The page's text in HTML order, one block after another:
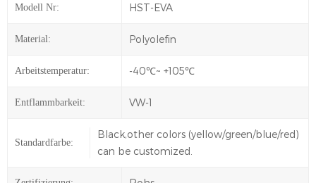
Modell Nr: HST-EVA
Material: Polyolefin
Arbeitstemperatur: -40℃~ +105℃
Entflammbarkeit: VW-1
Standardfarbe:
Black,other colors (yellow/green/blue/red)
can be customized.